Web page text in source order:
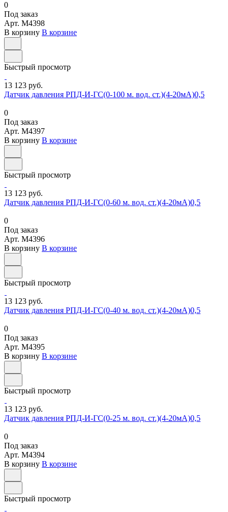
0
Под заказ
Арт. M4398
В корзину В корзине
Быстрый просмотр
13 123 руб.
Датчик давления РПД-И-ГС(0-100 м. вод. ст.)(4-20мА)0,5
0
Под заказ
Арт. M4397
В корзину В корзине
Быстрый просмотр
13 123 руб.
Датчик давления РПД-И-ГС(0-60 м. вод. ст.)(4-20мА)0,5
0
Под заказ
Арт. M4396
В корзину В корзине
Быстрый просмотр
13 123 руб.
Датчик давления РПД-И-ГС(0-40 м. вод. ст.)(4-20мА)0,5
0
Под заказ
Арт. M4395
В корзину В корзине
Быстрый просмотр
13 123 руб.
Датчик давления РПД-И-ГС(0-25 м. вод. ст.)(4-20мА)0,5
0
Под заказ
Арт. M4394
В корзину В корзине
Быстрый просмотр